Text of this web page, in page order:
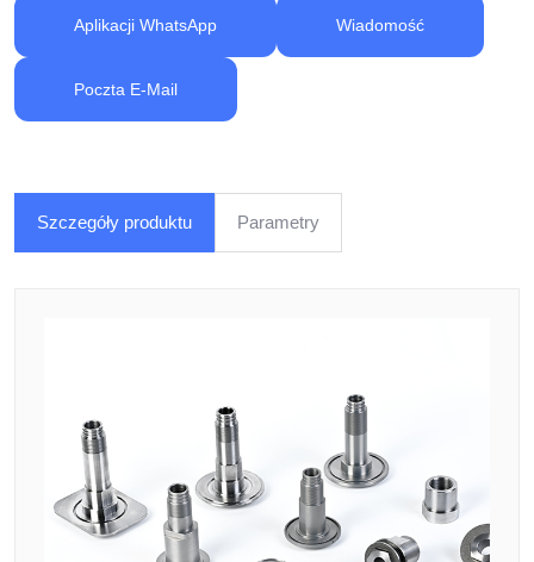
Aplikacji WhatsApp Wiadomość
Poczta E-Mail
Szczegóły produktu Parametry